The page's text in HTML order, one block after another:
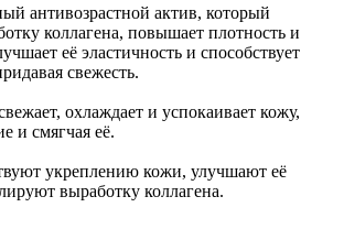
антивозрастной актив, который
коллагена, повышает плотность и
её эластичность и способствует
свежесть.
охлаждает и успокаивает кожу,
и смягчая её.
укреплению кожи, улучшают её
выработку коллагена.